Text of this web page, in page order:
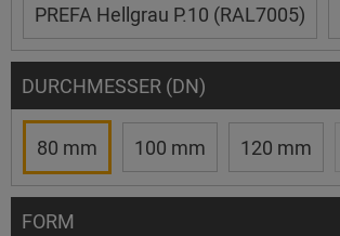
PREFA Hellgrau P.10 (RAL7005)
DURCHMESSER (DN)
80 mm 100 mm 120 mm
FORM